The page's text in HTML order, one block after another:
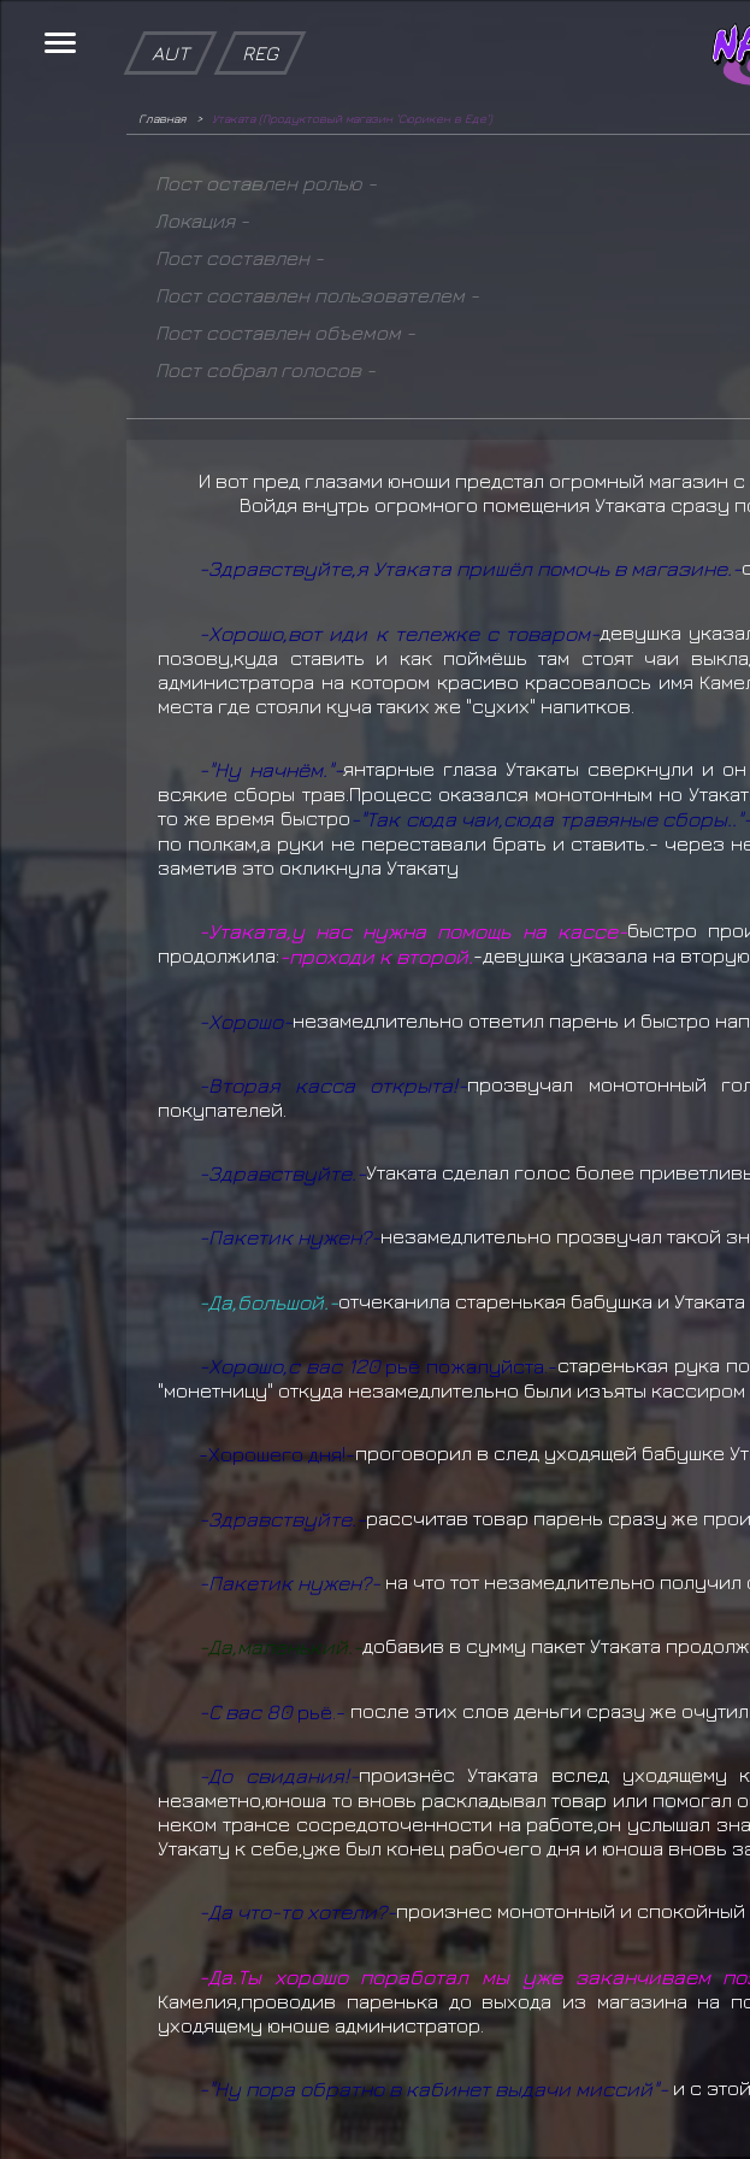
AUT REG
Главная Утаката (Продуктовый магазин 'Сюрикен в Еде')
Пост оставлен ролью -
Локация -
Пост составлен -
Пост составлен пользователем -
Пост составлен объемом -
Пост собрал голосов -
И вот пред глазами юноши предстал огромный
Войдя внутрь огромного помещения Утаката сразу
-Здравствуйте,я Утаката пришёл помочь в магазине.-
-Хорошо,вот иди к тележке с товаром-девушка
позову,куда ставить и как поймёшь там стоят чаи
администратора на котором красиво красовалось имя
места где стояли куча таких же "сухих" напитков.
-"Ну начнём."-янтарные глаза Утакаты сверкнули и
всякие сборы трав.Процесс оказался монотонным но
то же время быстро -"Так сюда чаи,сюда травяные
по полкам,а руки не переставали брать и ставить.- через
заметив это окликнула Утакату
-Утаката,у нас нужна помощь на кассе-быстро
продолжила:-проходи к второй.-девушка указала на
-Хорошо-незамедлительно ответил парень и быстро
-Вторая касса открыта!-прозвучал монотонный
покупателей.
-Здравствуйте.-Утаката сделал голос более
-Пакетик нужен?-незамедлительно прозвучал такой
-Да,большой.-отчеканила старенькая бабушка и Утаката
-Хорошо,с вас 120рьё пожалуйста.-старенькая рука
"монетницу" откуда незамедлительно были изъяты кассиром
-Хорошего дня!-проговорил в след уходящей бабушке
-Здравствуйте.-рассчитав товар парень сразу же
-Пакетик нужен?- на что тот незамедлительно получил
-Да,маленький.-добавив в сумму пакет Утаката
-С вас 80рьё.- после этих слов деньги сразу же
-До свидания!-произнёс Утаката вслед
незаметно,юноша то вновь раскладывал товар или
неком трансе сосредоточенности на работе,он услышал
Утакату к себе,уже был конец рабочего дня и юноша вновь
-Да что-то хотели?-произнес монотонный и спокойный
-Да.Ты хорошо поработал мы уже заканчиваем
Камелия,проводив паренька до выхода из магазина на
уходящему юноше администратор.
-"Ну пора обратно в кабинет выдачи миссий"- и с